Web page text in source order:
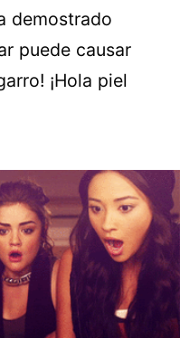
demostrado
puede causar
¡Hola piel